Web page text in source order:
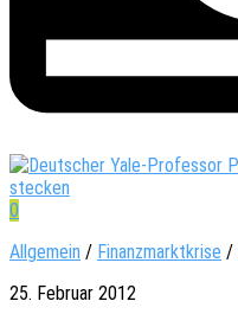
0
Allgemein / Finanzmarktkrise /
25. Februar 2012